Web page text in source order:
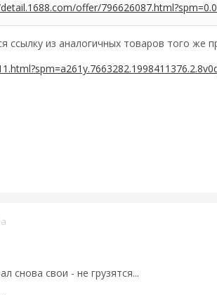
offer/
из аналогичных товаров того же
снова свои - не грузятся...